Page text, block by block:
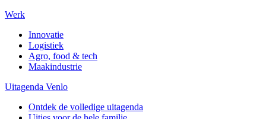
Werk
Innovatie
Logistiek
Agro, food & tech
Maakindustrie
Uitagenda Venlo
Ontdek de volledige uitagenda